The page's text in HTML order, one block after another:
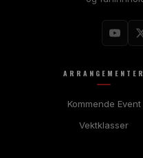
ARRANGEMENTER
Kommende Event
Vektklasser